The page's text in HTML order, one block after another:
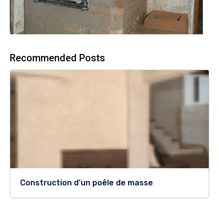
Recommended Posts
Construction d’un poêle de masse